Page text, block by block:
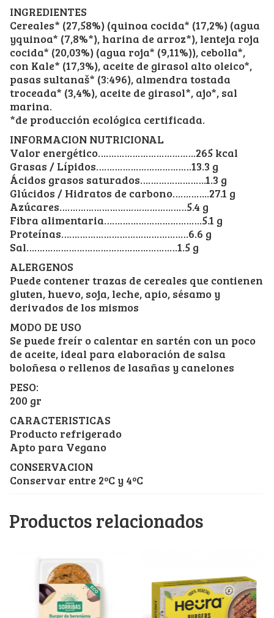
INGREDIENTES
Cereales* (27,58%) (quinoa cocida* (17,2%) (agua
yquinoa* (7,8%*), harina de arroz*), lenteja roja
cocida* (20,03%) (agua roja* (9,11%)), cebolla*,
con Kale* (17,3%), aceite de girasol alto oleico*,
pasas sultanaš* (3:496), almendra tostada
troceada* (3,4%), aceite de girasol*, ajo*, sal
marina.
*de producción ecológica certificada.
INFORMACION NUTRICIONAL
Valor energético……………………………….265 kcal
Grasas / Lípidos………………………………13.3 g
Ácidos grasos saturados…………………….1.3 g
Glúcidos / Hidratos de carbono…………..27.1 g
Azúcares…………………………………………5.4 g
Fibra alimentaria……………………………….5.1 g
Proteínas…………………………………………6.6 g
Sal…………………………………………………1.5 g
ALERGENOS
Puede contener trazas de cereales que contienen
gluten, huevo, soja, leche, apio, sésamo y
derivados de los mismos
MODO DE USO
Se puede freír o calentar en sartén con un poco
de aceite, ideal para elaboración de salsa
boloñesa o rellenos de lasañas y canelones
PESO:
200 gr
CARACTERISTICAS
Producto refrigerado
Apto para Vegano
CONSERVACION
Conservar entre 2ºC y 4ºC
Productos relacionados